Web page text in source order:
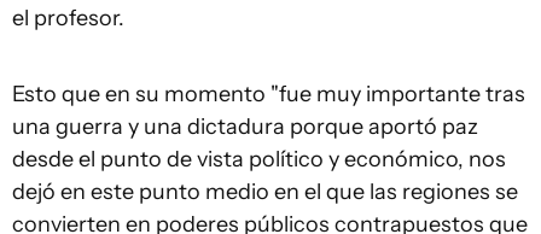
el profesor.
Esto que en su momento "fue muy importante tras
una guerra y una dictadura porque aportó paz
desde el punto de vista político y económico, nos
dejó en este punto medio en el que las regiones se
convierten en poderes públicos contrapuestos que